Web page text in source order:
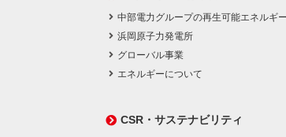
中部電力グループの再生可能エネルギー
浜岡原子力発電所
グローバル事業
エネルギーについて
CSR・サステナビリティ